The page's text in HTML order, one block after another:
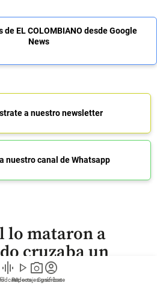
graphic_eq play_arrow
Videos
photo_camera
Reportajes gráficos
account_circle
Suscríbete
EL COLOMBIANO desde Google
News
a nuestro newsletter
nuestro canal de Whatsapp
lo mataron a
cruzaba un
en Medellín